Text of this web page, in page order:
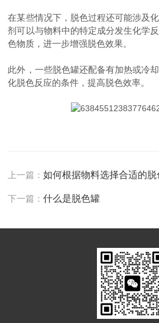
在某些情况下，脱色过程还可能涉及
剂可以与物料中的特定成分发生化学
色物质，进一步增强脱色效果。
此外，一些脱色罐还配备有加热或冷
化脱色反应的条件，提高脱色效率。
上一篇：如何根据物料选择合适的
下一篇：什么是脱色罐